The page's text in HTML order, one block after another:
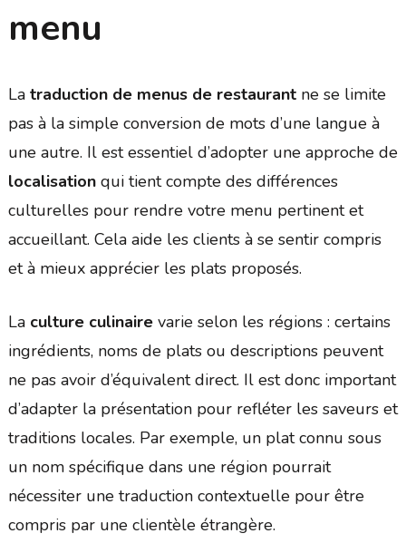
menu
La traduction de menus de restaurantne se limite
pas à la simple conversion de mots d’une langue à
une autre. Il est essentiel d’adopter une approche de
localisationqui tient compte des différences
culturelles pour rendre votre menu pertinent et
accueillant. Cela aide les clients à se sentir compris
et à mieux apprécier les plats proposés.
La culture culinairevarie selon les régions : certains
ingrédients, noms de plats ou descriptions peuvent
ne pas avoir d’équivalent direct. Il est donc important
d’adapter la présentation pour refléter les saveurs et
traditions locales. Par exemple, un plat connu sous
un nom spécifique dans une région pourrait
nécessiter une traduction contextuelle pour être
compris par une clientèle étrangère.